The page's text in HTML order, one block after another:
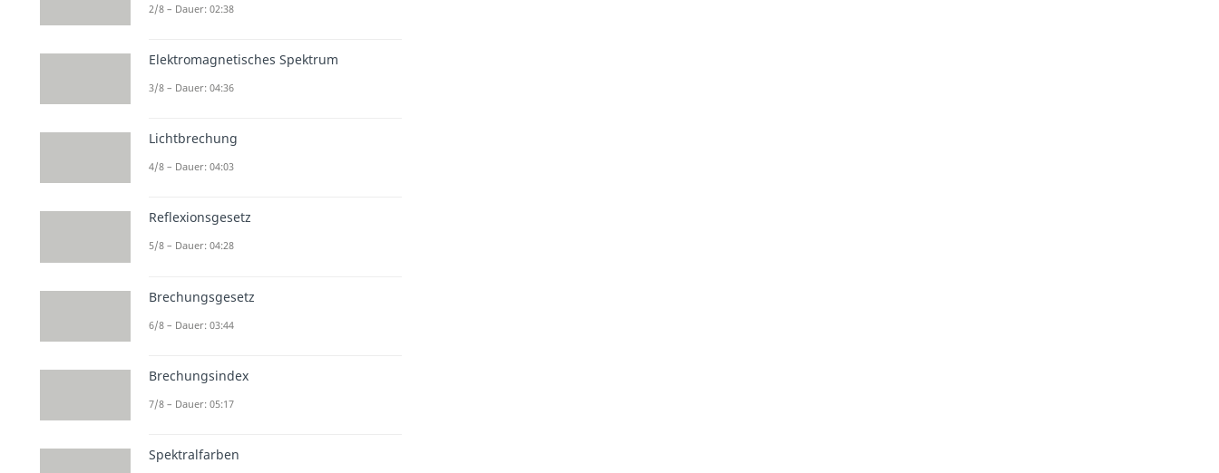
2/8 – Dauer: 02:38
Elektromagnetisches Spektrum
3/8 – Dauer: 04:36
Lichtbrechung
4/8 – Dauer: 04:03
Reflexionsgesetz
5/8 – Dauer: 04:28
Brechungsgesetz
6/8 – Dauer: 03:44
Brechungsindex
7/8 – Dauer: 05:17
Spektralfarben